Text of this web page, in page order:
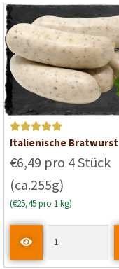
Bewertet mit
Italienische Bratwurst
€6,49 pro 4 Stück
(ca.255g)
(€25,45 pro 1 kg)